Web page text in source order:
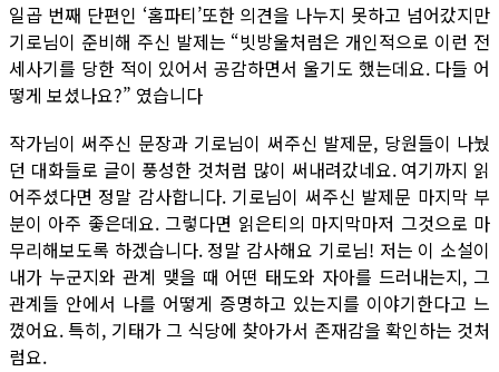
일곱 번째 단편인 ‘홈파티’또한 의견을 나누지 못하고 넘어갔지만
기로님이 준비해 주신 발제는 “빗방울처럼은 개인적으로 이런 전
세사기를 당한 적이 있어서 공감하면서 울기도 했는데요. 다들 어
떻게 보셨나요?” 였습니다
작가님이 써주신 문장과 기로님이 써주신 발제문, 당원들이 나눴
던 대화들로 글이 풍성한 것처럼 많이 써내려갔네요. 여기까지 읽
어주셨다면 정말 감사합니다. 기로님이 써주신 발제문 마지막 부
분이 아주 좋은데요. 그렇다면 읽은티의 마지막마저 그것으로 마
무리해보도록 하겠습니다. 정말 감사해요 기로님! 저는 이 소설이
내가 누군지와 관계 맺을 때 어떤 태도와 자아를 드러내는지, 그
관계들 안에서 나를 어떻게 증명하고 있는지를 이야기한다고 느
꼈어요. 특히, 기태가 그 식당에 찾아가서 존재감을 확인하는 것처
럼요.